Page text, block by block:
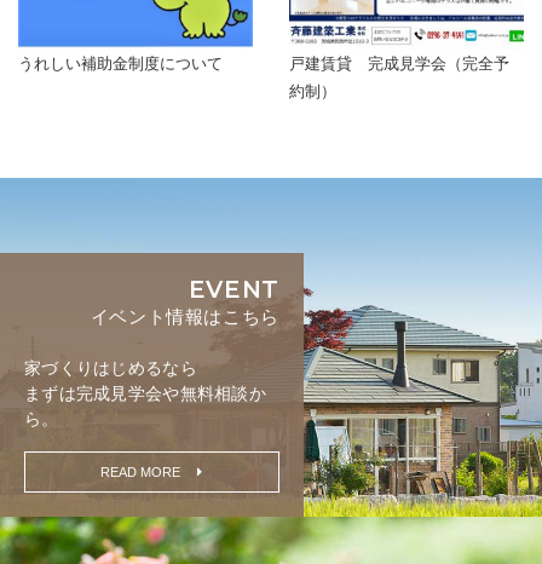
うれしい補助金制度について
戸建賃貸 完成見学会（完全予
約制）
EVENT
イベント情報はこちら
家づくりはじめるなら
まずは完成見学会や無料相談か
ら。
READ MORE